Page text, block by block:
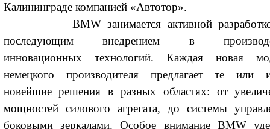
Калининграде компанией «Автотор».
BMW занимается активной
последующим внедрением в
инновационных технологий. Каждая новая
немецкого производителя предлагает те или
новейшие решения в разных областях: от
мощностей силового агрегата, до системы
боковыми зеркалами. Особое внимание BMW